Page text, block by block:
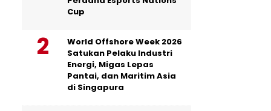
Cup
World Offshore Week 2026
Satukan Pelaku Industri
Energi, Migas Lepas
Pantai, dan Maritim Asia
di Singapura